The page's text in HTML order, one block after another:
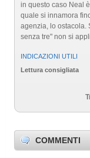
in questo caso Neal
quale si innamora
agenzia, lo ostacola.
senza tre" non si
INDICAZIONI UTILI
Lettura consigliata
COMMENTI